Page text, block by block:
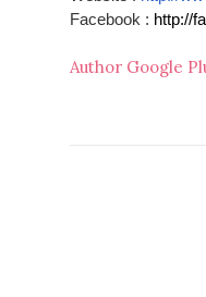
Facebook : http://
Author Google